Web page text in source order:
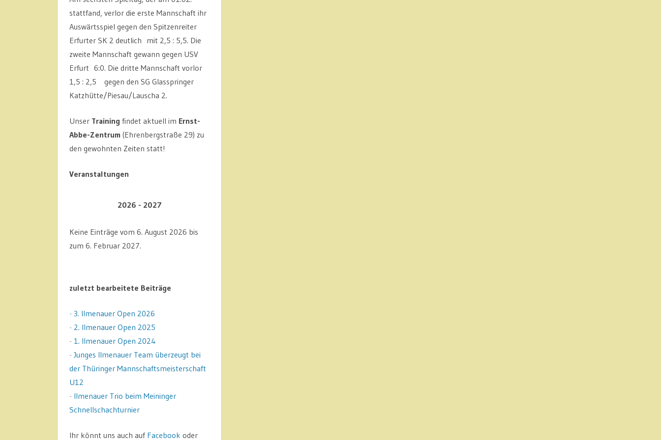
stattfand, verlor die erste Mannschaft ihr
Auswärtsspiel gegen den Spitzenreiter
Erfurter SK 2 deutlich mit 2,5 : 5,5. Die
zweite Mannschaft gewann gegen USV
Erfurt 6:0. Die dritte Mannschaft vorlor
1,5 : 2,5 gegen den SG Glasspringer
Katzhütte/Piesau/Lauscha 2.
Unser Training findet aktuell im Ernst-
Abbe-Zentrum (Ehrenbergstraße 29) zu
den gewohnten Zeiten statt!
Veranstaltungen
2026 - 2027
Keine Einträge vom 6. August 2026 bis
zum 6. Februar 2027.
zuletzt bearbeitete Beiträge
- 3. Ilmenauer Open 2026
- 2. Ilmenauer Open 2025
- 1. Ilmenauer Open 2024
- Junges Ilmenauer Team überzeugt bei
der Thüringer Mannschaftsmeisterschaft
U12
- Ilmenauer Trio beim Meininger
Schnellschachturnier
Ihr könnt uns auch auf Facebook oder